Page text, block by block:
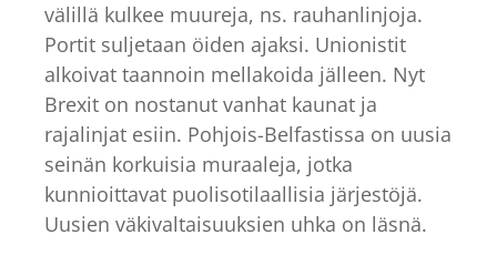
välillä kulkee muureja, ns. rauhanlinjoja.
Portit suljetaan öiden ajaksi. Unionistit
alkoivat taannoin mellakoida jälleen. Nyt
Brexit on nostanut vanhat kaunat ja
rajalinjat esiin. Pohjois-Belfastissa on uusia
seinän korkuisia muraaleja, jotka
kunnioittavat puolisotilaallisia järjestöjä.
Uusien väkivaltaisuuksien uhka on läsnä.